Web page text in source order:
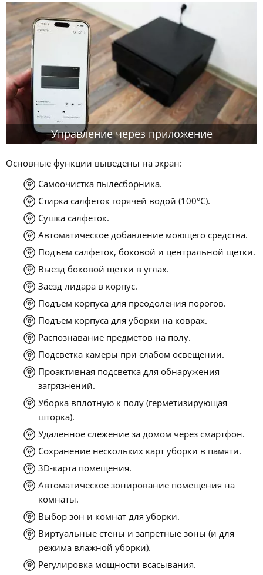
Управление через приложение
Основные функции выведены на экран:
Самоочистка пылесборника.
Стирка салфеток горячей водой (100°C).
Сушка салфеток.
Автоматическое добавление моющего средства.
Подъем салфеток, боковой и центральной щетки.
Выезд боковой щетки в углах.
Заезд лидара в корпус.
Подъем корпуса для преодоления порогов.
Подъем корпуса для уборки на коврах.
Распознавание предметов на полу.
Подсветка камеры при слабом освещении.
Проактивная подсветка для обнаружения
загрязнений.
Уборка вплотную к полу (герметизирующая
шторка).
Удаленное слежение за домом через смартфон.
Сохранение нескольких карт уборки в памяти.
3D-карта помещения.
Автоматическое зонирование помещения на
комнаты.
Выбор зон и комнат для уборки.
Виртуальные стены и запретные зоны (и для
режима влажной уборки).
Регулировка мощности всасывания.